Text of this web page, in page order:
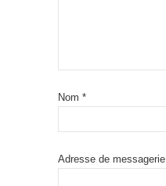
Nom *
Adresse de messagerie